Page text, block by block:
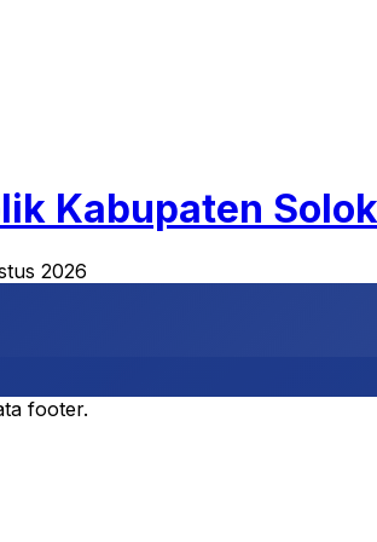
Kabupaten Solok
2026
footer.